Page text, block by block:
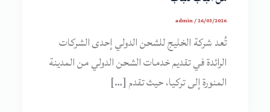
admin/26/03/2026
تُعد شركة الخليج للشحن الدولي إحدى الشركات
الرائدة في تقديم خدمات الشحن الدولي من المدينة
المنورة إلى تركيا، حيث تقدم […]